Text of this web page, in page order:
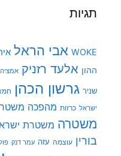
תגיות
WOKE אבי הראל
ההון אלעד רזניק אמציה
שניר גרשון הכהן
ישראל כרזות מהפכה
משטרה משטרת
בורין עוצמה עזה עמר דנק